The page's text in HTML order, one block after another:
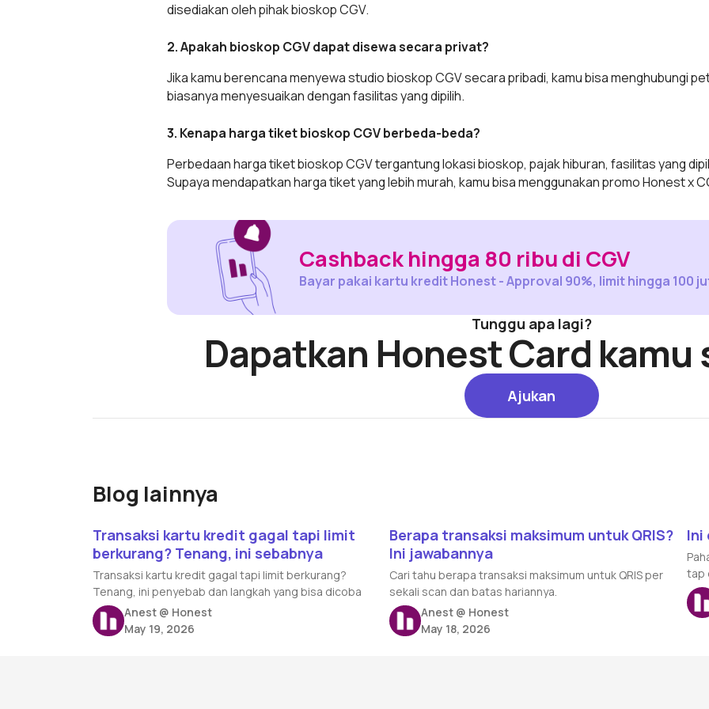
disediakan oleh pihak bioskop CGV.
2. Apakah bioskop CGV dapat disewa secara privat?
Jika kamu berencana menyewa studio bioskop CGV secara pribadi, kamu bisa menghubungi
biasanya menyesuaikan dengan fasilitas yang dipilih.
3. Kenapa harga tiket bioskop CGV berbeda-beda?
Perbedaan harga tiket bioskop CGV tergantung lokasi bioskop, pajak hiburan, fasilitas yang
Supaya mendapatkan harga tiket yang lebih murah, kamu bisa menggunakan promo Honest x
Cashback hingga 80 ribu di CGV
Bayar pakai kartu kredit Honest - Approval 90%, limit hingga 100
Tunggu apa lagi?
Dapatkan Honest Card kamu
Ajukan
Ajukan
Blog lainnya
Transaksi kartu kredit gagal tapi limit
berkurang? Tenang, ini sebabnya
Transaksi kartu kredit gagal tapi limit berkurang?
Tenang, ini penyebab dan langkah yang bisa dicoba
Anest @ Honest
May 19, 2026
Berapa transaksi maksimum untuk QRIS?
Ini jawabannya
Cari tahu berapa transaksi maksimum untuk QRIS per
sekali scan dan batas hariannya.
Anest @ Honest
May 18, 2026
Ini
tap